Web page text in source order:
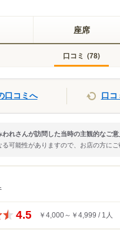
座席
口コミ (78)
口コミへ 口
れさんが訪問した当時の主観的なご意
可能性がありますので、お店の方にご
4.5 ￥4,000～￥4,999 1人